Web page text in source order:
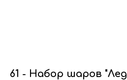
61 - Набор шаров